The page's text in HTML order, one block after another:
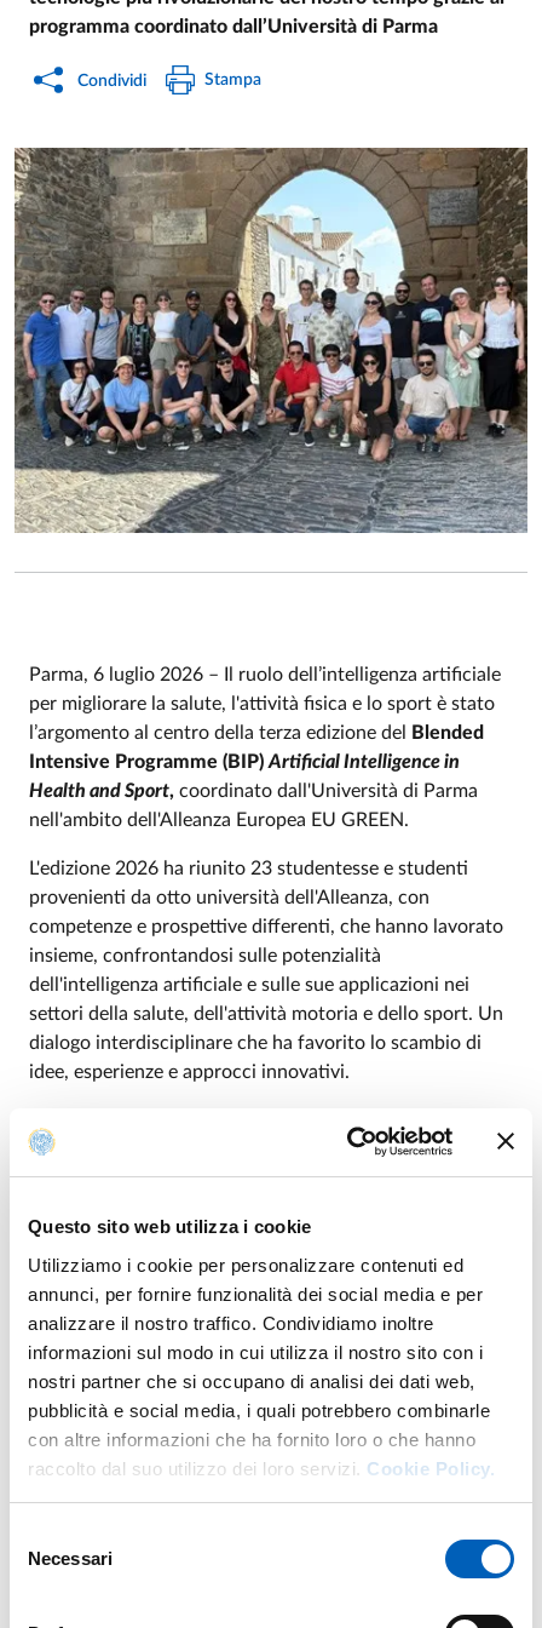
Questo sito web utilizza i cookie
Utilizziamo i cookie per personalizzare contenuti ed
annunci, per fornire funzionalità dei social media e per
analizzare il nostro traffico. Condividiamo inoltre
informazioni sul modo in cui utilizza il nostro sito con i
nostri partner che si occupano di analisi dei dati web,
pubblicità e social media, i quali potrebbero combinarle
con altre informazioni che ha fornito loro o che hanno
raccolto dal suo utilizzo dei loro servizi. Cookie Policy.
delNecessari
programma coordinato dall’Università di Parma
Condividi Stampa
Parma, 6 luglio 2026 – Il ruolo dell’intelligenza artificiale
per migliorare la salute, l'attività fisica e lo sport è stato
l’argomento al centro della terza edizione del Blended
Intensive Programme (BIP) Artificial Intelligence in
Health and Sport, coordinato dall'Università di Parma
nell'ambito dell'Alleanza Europea EU GREEN.
L'edizione 2026 ha riunito 23 studentesse e studenti
provenienti da otto università dell'Alleanza, con
competenze e prospettive differenti, che hanno lavorato
insieme, confrontandosi sulle potenzialità
dell'intelligenza artificiale e sulle sue applicazioni nei
settori della salute, dell'attività motoria e dello sport. Un
dialogo interdisciplinare che ha favorito lo scambio di
idee, esperienze e approcci innovativi.
Metodi e didattiche delle attività sportive del
Dipartimento di Medicina e Chirurgia dell’Università di
dopo aver alternato attività online a una settimana in
presenza ospitata dall'Universidade de Évora.
Il programma ha previsto il coinvolgimento di docenti di
università partner dell'Alleanza EU GREEN, con
approfondimenti teorici a casi pratici e presentazioni
delle attività di ricerca sviluppate nei rispettivi Atenei.
I/Le partecipanti hanno potuto esplorare come
l'intelligenza artificiale stia già trasformando ambiti quali